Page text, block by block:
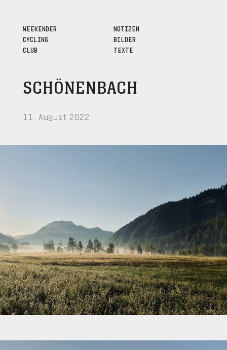
WEEKENDER
CYCLING
CLUB
NOTIZEN
BILDER
TEXTE
SCHÖNENBACH
11. August 2022